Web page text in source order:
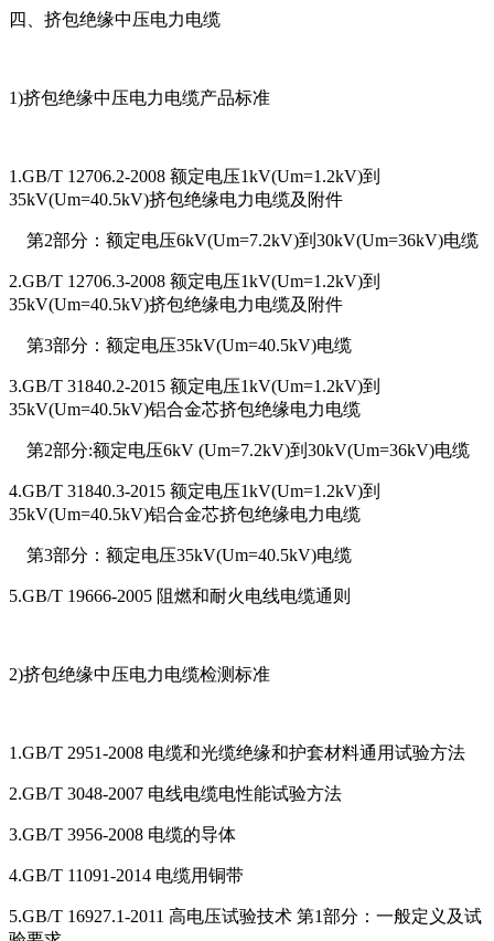
四、挤包绝缘中压电力电缆
1)挤包绝缘中压电力电缆产品标准
1.GB/T 12706.2-2008 额定电压1kV(Um=1.2kV)到
35kV(Um=40.5kV)挤包绝缘电力电缆及附件
第2部分：额定电压6kV(Um=7.2kV)到30kV(Um=36kV)电缆
2.GB/T 12706.3-2008 额定电压1kV(Um=1.2kV)到
35kV(Um=40.5kV)挤包绝缘电力电缆及附件
第3部分：额定电压35kV(Um=40.5kV)电缆
3.GB/T 31840.2-2015 额定电压1kV(Um=1.2kV)到
35kV(Um=40.5kV)铝合金芯挤包绝缘电力电缆
第2部分:额定电压6kV (Um=7.2kV)到30kV(Um=36kV)电缆
4.GB/T 31840.3-2015 额定电压1kV(Um=1.2kV)到
35kV(Um=40.5kV)铝合金芯挤包绝缘电力电缆
第3部分：额定电压35kV(Um=40.5kV)电缆
5.GB/T 19666-2005 阻燃和耐火电线电缆通则
2)挤包绝缘中压电力电缆检测标准
1.GB/T 2951-2008 电缆和光缆绝缘和护套材料通用试验方法
2.GB/T 3048-2007 电线电缆电性能试验方法
3.GB/T 3956-2008 电缆的导体
4.GB/T 11091-2014 电缆用铜带
5.GB/T 16927.1-2011 高电压试验技术 第1部分：一般定义及试